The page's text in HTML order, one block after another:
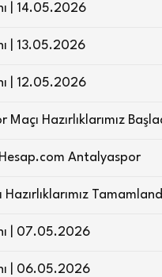
| 14.05.2026
| 13.05.2026
| 12.05.2026
Hazırlıklarımız
Antalyaspor
| 07.05.2026
| 06.05.2026